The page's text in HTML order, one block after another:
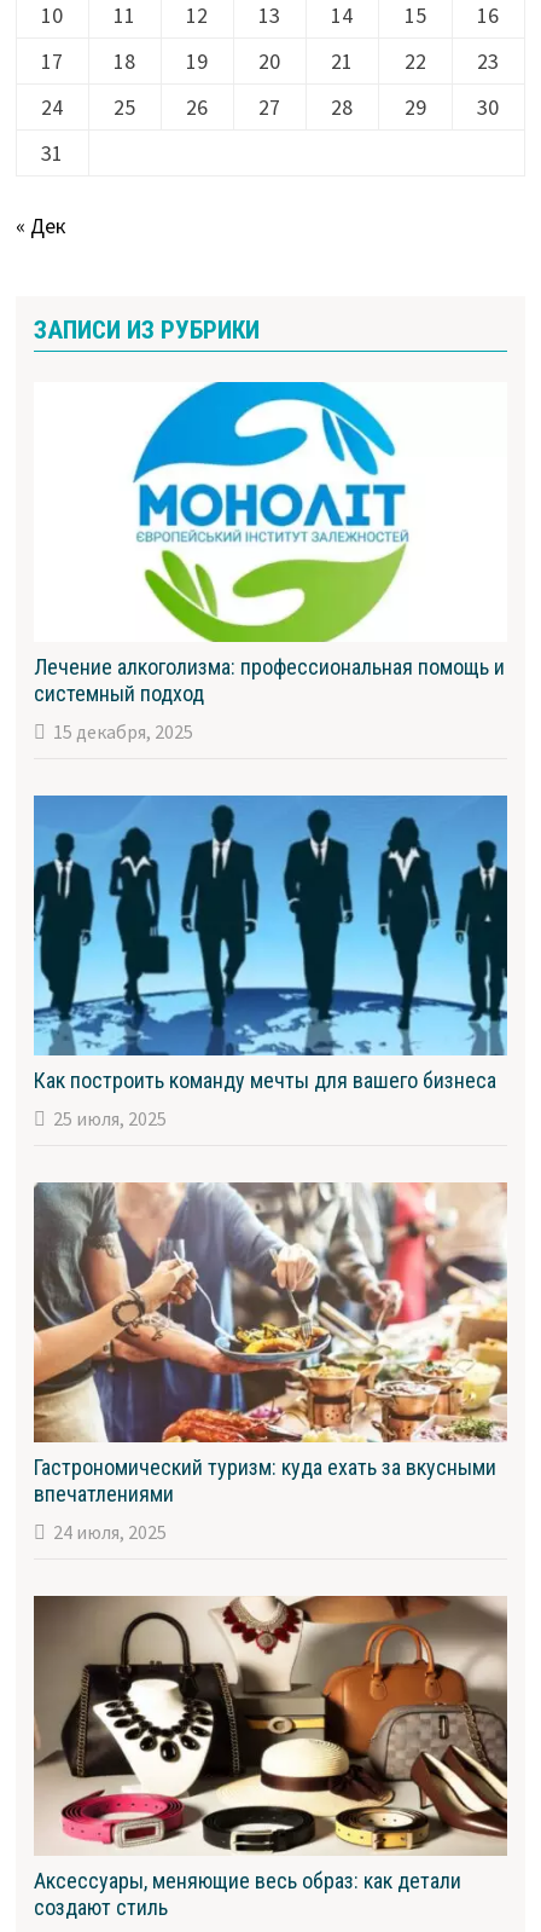
10 11 12 13 14 15
16
17
18 19 20 21 22
23
24
25 26 27 28 29
30
31
« Дек
ЗАПИСИ ИЗ РУБРИКИ
Лечение алкоголизма: профессиональная помощь и
системный подход
15 декабря, 2025
Как построить команду мечты для вашего бизнеса
25 июля, 2025
Гастрономический туризм: куда ехать за вкусными
впечатлениями
24 июля, 2025
Аксессуары, меняющие весь образ: как детали
создают стиль